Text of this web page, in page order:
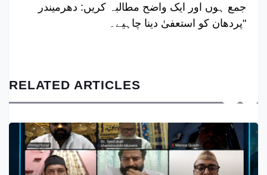
جمع ہوں اور ایک واضح مطالبہ کریں: دھرمیندر
پردھان کو استعفیٰ دینا چاہیے۔"
RELATED ARTICLES